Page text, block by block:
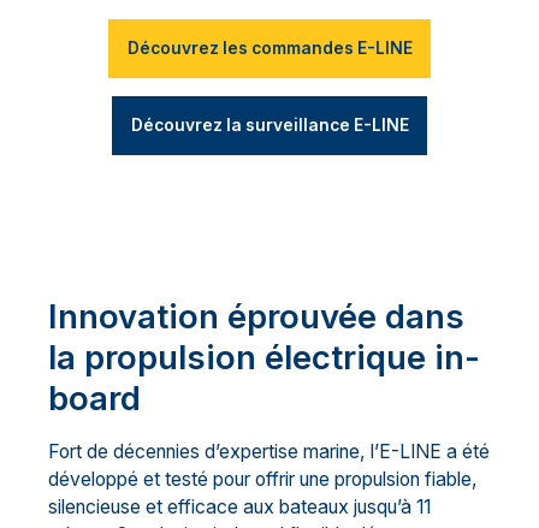
Découvrez les commandes E-LINE
Découvrez la surveillance E-LINE
Innovation éprouvée dans
la propulsion électrique in-
board
Fort de décennies d’expertise marine, l’E-LINE a été
développé et testé pour offrir une propulsion fiable,
silencieuse et efficace aux bateaux jusqu’à 11